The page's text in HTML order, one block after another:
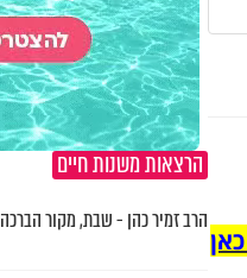
הרצאות משנות חיים
הרב זמיר כהן - שבת, מקור הברכה